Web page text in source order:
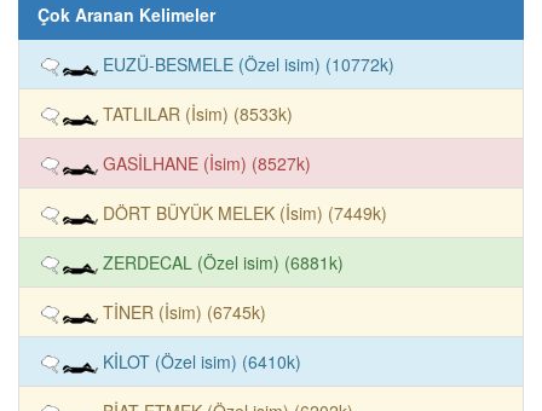
Çok Aranan Kelimeler
EUZÜ-BESMELE (Özel isim) (10772k)
TATLILAR (İsim) (8533k)
GASİLHANE (İsim) (8527k)
DÖRT BÜYÜK MELEK (İsim) (7449k)
ZERDECAL (Özel isim) (6881k)
TİNER (İsim) (6745k)
KİLOT (Özel isim) (6410k)